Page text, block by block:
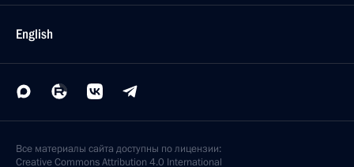
English
Все материалы сайта доступны по лицензии:
Creative Commons Attribution 4.0 International